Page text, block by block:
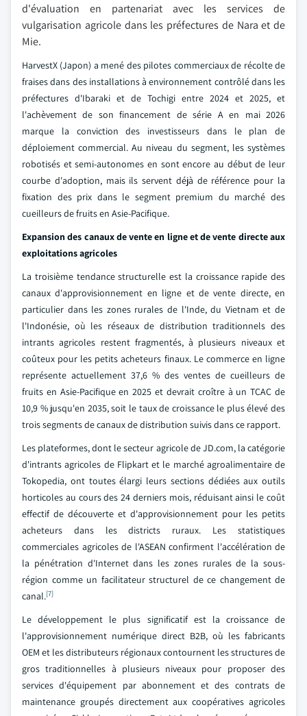
d'évaluation en partenariat avec les services de
vulgarisation agricole dans les préfectures de Nara et de
Mie.
HarvestX (Japon) a mené des pilotes commerciaux de récolte de
fraises dans des installations à environnement contrôlé dans les
préfectures d'Ibaraki et de Tochigi entre 2024 et 2025, et
l'achèvement de son financement de série A en mai 2026
marque la conviction des investisseurs dans le plan de
déploiement commercial. Au niveau du segment, les systèmes
robotisés et semi-autonomes en sont encore au début de leur
courbe d'adoption, mais ils servent déjà de référence pour la
fixation des prix dans le segment premium du marché des
cueilleurs de fruits en Asie-Pacifique.
Expansion des canaux de vente en ligne et de vente directe aux
exploitations agricoles
La troisième tendance structurelle est la croissance rapide des
canaux d'approvisionnement en ligne et de vente directe, en
particulier dans les zones rurales de l'Inde, du Vietnam et de
l'Indonésie, où les réseaux de distribution traditionnels des
intrants agricoles restent fragmentés, à plusieurs niveaux et
coûteux pour les petits acheteurs finaux. Le commerce en ligne
représente actuellement 37,6 % des ventes de cueilleurs de
fruits en Asie-Pacifique en 2025 et devrait croître à un TCAC de
10,9 % jusqu'en 2035, soit le taux de croissance le plus élevé des
trois segments de canaux de distribution suivis dans ce rapport.
Les plateformes, dont le secteur agricole de JD.com, la catégorie
d'intrants agricoles de Flipkart et le marché agroalimentaire de
Tokopedia, ont toutes élargi leurs sections dédiées aux outils
horticoles au cours des 24 derniers mois, réduisant ainsi le coût
effectif de découverte et d'approvisionnement pour les petits
acheteurs dans les districts ruraux. Les statistiques
commerciales agricoles de l'ASEAN confirment l'accélération de
la pénétration d'Internet dans les zones rurales de la sous-
région comme un facilitateur structurel de ce changement de
canal.[7]
Le développement le plus significatif est la croissance de
l'approvisionnement numérique direct B2B, où les fabricants
OEM et les distributeurs régionaux contournent les structures de
gros traditionnelles à plusieurs niveaux pour proposer des
services d'équipement par abonnement et des contrats de
maintenance groupés directement aux coopératives agricoles